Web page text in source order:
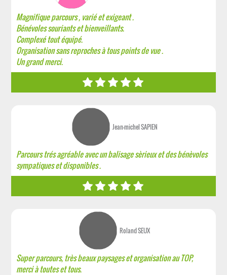
Magnifique parcours , varié et exigeant .
Bénévoles souriants et bienveillants.
Complexé tout équipé.
Organisation sans reproches à tous points de vue .
Un grand merci.
Jean-michel SAPIEN
Parcours trés agréable avec un balisage sèrieux et des bénèvoles
sympatiques et disponibles .
Roland SEUX
Super parcours, très beaux paysages et organisation au TOP,
merci à toutes et tous.